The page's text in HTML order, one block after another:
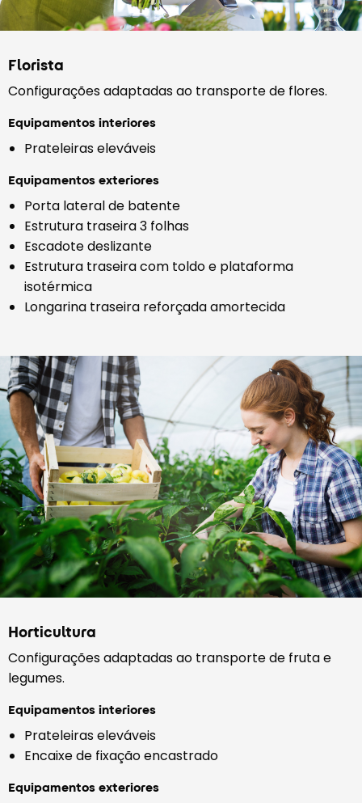
Florista
Configurações adaptadas ao transporte de flores.
Equipamentos interiores
Prateleiras eleváveis
Equipamentos exteriores
Porta lateral de batente
Estrutura traseira 3 folhas
Escadote deslizante
Estrutura traseira com toldo e plataforma
isotérmica
Longarina traseira reforçada amortecida
Horticultura
Configurações adaptadas ao transporte de fruta e
legumes.
Equipamentos interiores
Prateleiras eleváveis
Encaixe de fixação encastrado
Equipamentos exteriores